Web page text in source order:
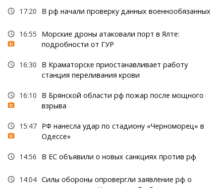
17:20 В рф начали проверку данных военнообязанных
16:55
Морские дроны атаковали порт в Ялте:
подробности от ГУР
16:30
В Краматорске приостанавливает работу
станция переливания крови
16:10
В Брянской области рф пожар после мощного
взрыва
15:47 РФ нанесла удар по стадиону «Черноморец» в
Одессе»
14:56 В ЕС объявили о новых санкциях против рф
14:04 Силы обороны опровергли заявление рф о